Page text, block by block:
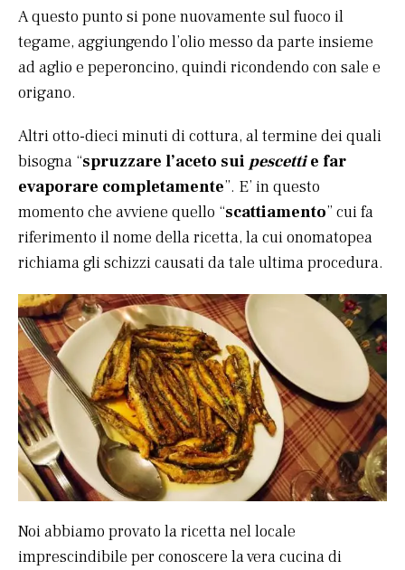
A questo punto si pone nuovamente sul fuoco il
tegame, aggiungendo l’olio messo da parte insieme
ad aglio e peperoncino, quindi ricondendo con sale e
origano.
Altri otto-dieci minuti di cottura, al termine dei quali
bisogna “spruzzare l’aceto sui pescettie far
evaporare completamente”. E’ in questo
momento che avviene quello “scattiamento” cui fa
riferimento il nome della ricetta, la cui onomatopea
richiama gli schizzi causati da tale ultima procedura.
Noi abbiamo provato la ricetta nel locale
imprescindibile per conoscere la vera cucina di